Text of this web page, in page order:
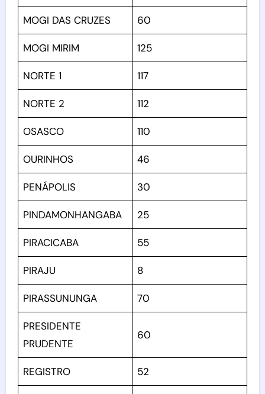
MOGI DAS CRUZES 60
MOGI MIRIM 125
NORTE 1 117
NORTE 2 112
OSASCO 110
OURINHOS 46
PENÁPOLIS 30
PINDAMONHANGABA 25
PIRACICABA 55
PIRAJU 8
PIRASSUNUNGA 70
PRESIDENTE
PRUDENTE
60
REGISTRO 52